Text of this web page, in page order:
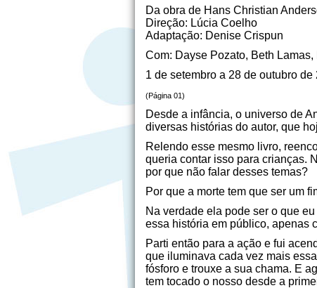
Da obra de Hans Christian
Direção: Lúcia Coelho
Adaptação: Denise Crispun
Com: Dayse Pozato, Beth
1 de setembro a 28 de outubro de
(Página 01)
Desde a infância, o universo de
diversas histórias do autor, que
Relendo esse mesmo livro,
queria contar isso para crianças.
por que não falar desses temas?
Por que a morte tem que ser um
Na verdade ela pode ser o que
essa história em público, apenas
Parti então para a ação e fui
que iluminava cada vez mais
fósforo e trouxe a sua chama. E
tem tocado o nosso desde a